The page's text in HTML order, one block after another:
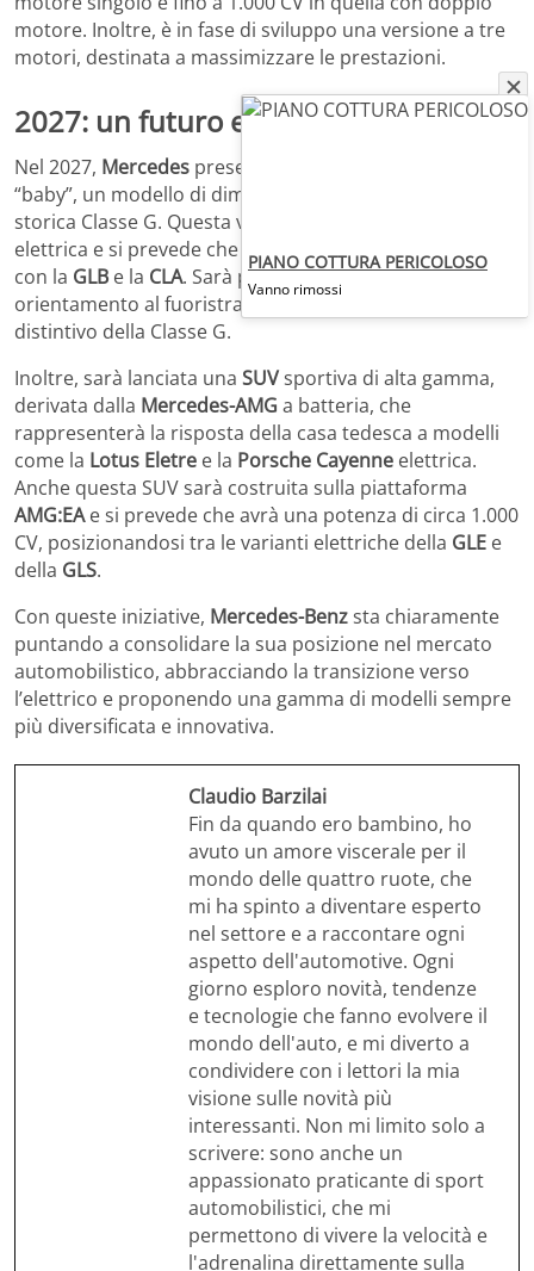
motore. Inoltre, è in fase di sviluppo una versione a tre
motori, destinata a massimizzare le prestazioni.
2027: un futuro elettrico
Nel 2027, Mercedes presenterà la
“baby”, un modello di dimensioni ridotte ispirato alla
storica Classe G. Questa vettura sarà completamente
elettrica e si prevede che condivida lapiattaforma MMA
con la GLB e la CLA. Sarà progettata con un forte
orientamento al fuoristrada, mantenendo il carattere
distintivo della Classe G.
Inoltre, sarà lanciata una SUVsportiva di alta gamma,
derivata dalla Mercedes-AMG a batteria, che
rappresenterà la risposta della casa tedesca a modelli
come la Lotus Eletre e la Porsche Cayenne elettrica.
Anche questa SUV sarà costruita sulla piattaforma
AMG:EAe si prevede che avrà una potenza di circa 1.000
CV, posizionandosi tra le varianti elettriche della GLE e
della GLS.
Con queste iniziative, Mercedes-Benzsta chiaramente
puntando a consolidare la sua posizione nel mercato
automobilistico, abbracciando la transizione verso
l’elettrico e proponendo una gamma di modelli sempre
più diversificata e innovativa.
Claudio Barzilai
Fin da quando ero bambino, ho
avuto un amore viscerale per il
mondo delle quattro ruote, che
mi ha spinto a diventare esperto
nel settore e a raccontare ogni
aspetto dell'automotive. Ogni
giorno esploro novità, tendenze
e tecnologie che fanno evolvere il
mondo dell'auto, e mi diverto a
condividere con i lettori la mia
visione sulle novità più
interessanti. Non mi limito solo a
scrivere: sono anche un
appassionato praticante di sport
automobilistici, che mi
permettono di vivere la velocità e
l'adrenalina direttamente sulla
PIANO COTTURA PERICOLOSO
Vanno rimossi